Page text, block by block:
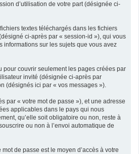
d’utilisation de votre part (désignée ci-
textes téléchargés dans les fichiers
ci-après par « session-id »), qui vous
informations sur les sujets que vous avez
pour couvrir seulement les pages créées par
invité (désignée ci-après par
(désignés ici par « vos messages »).
par « votre mot de passe »), et une adresse
applicables dans le pays qui nous
qu’elle soit obligatoire ou non, reste à
ou non à l’envoi automatique de
de passe est le moyen d’accès à votre